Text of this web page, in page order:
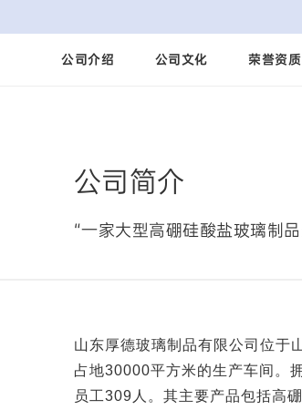
公司介绍 公司文化 荣誉资质
公司简介
“一家大型高硼硅酸盐玻璃制
山东厚德玻璃制品有限公司位于
占地30000平方米的生产车间。
员工309人。其主要产品包括高